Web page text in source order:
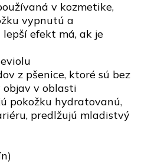
v kozmetike,
vypnutú a
efekt má, ak je
z pšenice, ktoré sú bez
objav v oblasti
pokožku hydratovanú,
predlžujú mladistvý